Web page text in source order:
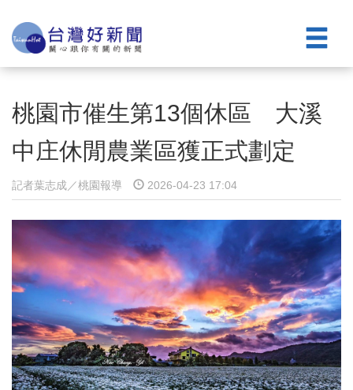
桃園市催生第13個休區 大溪
中庄休閒農業區獲正式劃定
記者葉志成／桃園報導 2026-04-23 17:04